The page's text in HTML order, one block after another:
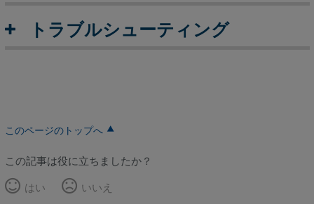
InTouch
の
ラ
ブ
ル
トラブルシューティング
このページのトップへ
この記事は役に立ちましたか？
はい
いいえ